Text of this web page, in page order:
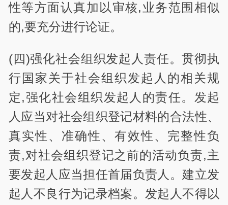
性等方面认真加以审核,业务范围相似
的,要充分进行论证。
(四)强化社会组织发起人责任。贯彻执
行国家关于社会组织发起人的相关规
定,强化社会组织发起人的责任。发起
人应当对社会组织登记材料的合法性、
真实性、准确性、有效性、完整性负
责,对社会组织登记之前的活动负责,主
要发起人应当担任首届负责人。建立发
起人不良行为记录档案。发起人不得以